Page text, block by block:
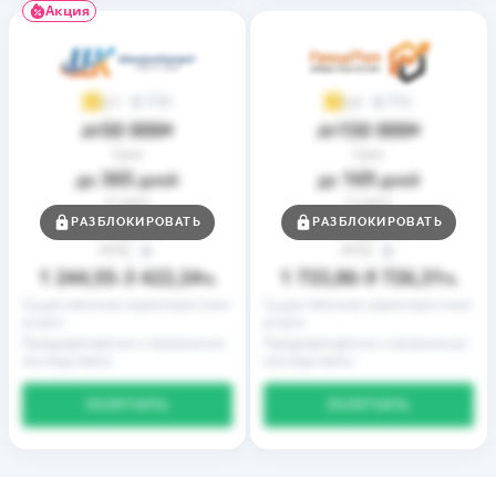
Акция
3,7
до50 000₴
до 365дней
Ставка
от0,01%
1 244,55– 3 422,24%
РАЗБЛОКИРОВАТЬ
3,9
до150 000₴
до 169дней
Ставка
от0,01%
1 733,86– 9 726,31%
РАЗБЛОКИРОВАТЬ